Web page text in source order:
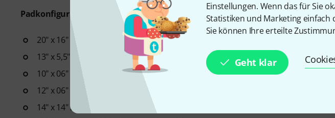
Einstellungen. Wenn das für Sie
Statistiken und Marketing einfach
Sie können Ihre erteilte
Geht klar
Padkonfiguration:
20" x 16" Bass Drum Pad
13" x 5,5" Zwei-Zonen Snare Pad
10" x 06" Zwei-Zonen Tom Pad
12" x 06" Zwei-Zonen Tom Pad
14" x 14" Zwei-Zonen Tom Pad